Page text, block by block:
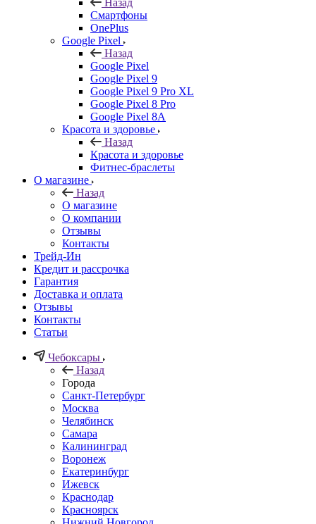
Назад
Смартфоны
OnePlus
Google Pixel
Назад
Google Pixel
Google Pixel 9
Google Pixel 9 Pro XL
Google Pixel 8 Pro
Google Pixel 8A
Красота и здоровье
Назад
Красота и здоровье
Фитнес-браслеты
О магазине
Назад
О магазине
О компании
Отзывы
Контакты
Трейд-Ин
Кредит и рассрочка
Гарантия
Доставка и оплата
Отзывы
Контакты
Статьи
Чебоксары
Назад
Города
Санкт-Петербург
Москва
Челябинск
Самара
Калининград
Воронеж
Екатеринбург
Ижевск
Краснодар
Красноярск